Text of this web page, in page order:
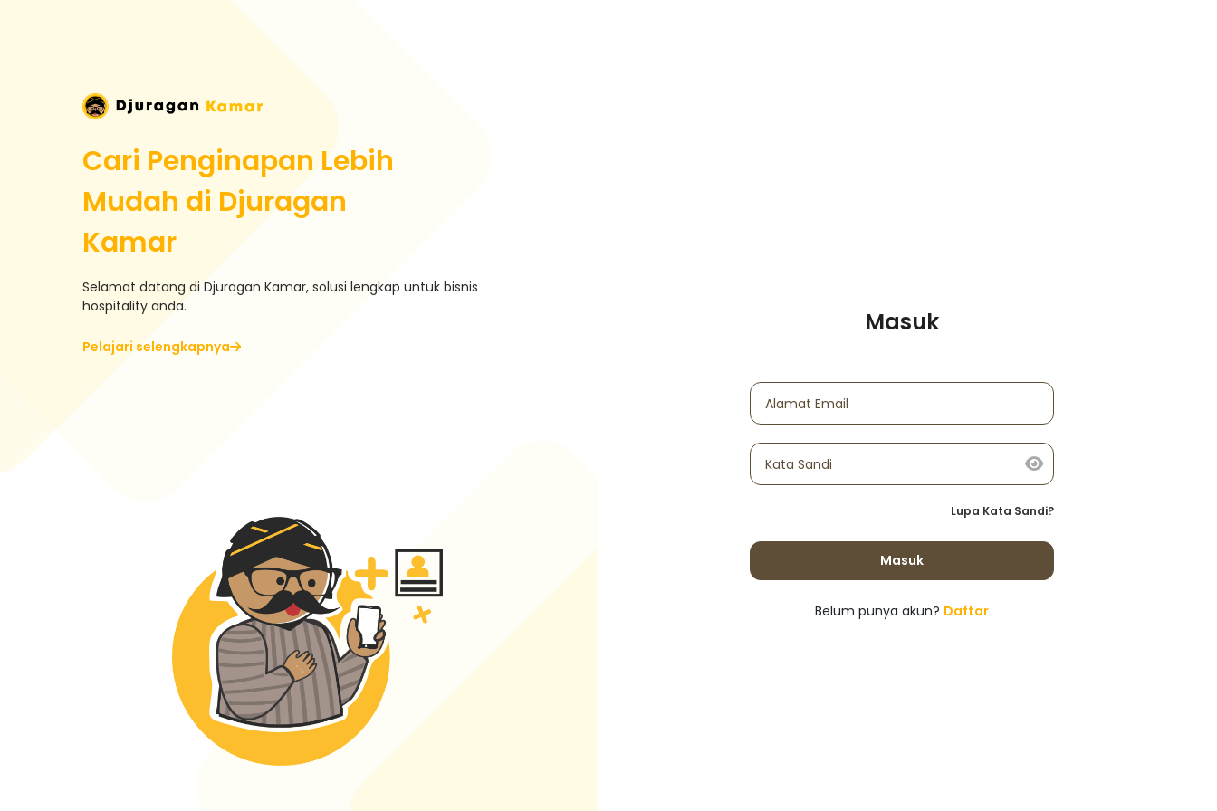
Cari Penginapan Lebih
Mudah di Djuragan
Kamar
Selamat datang di Djuragan Kamar, solusi lengkap untuk bisnis
hospitality anda.
Pelajari selengkapnya
Masuk
Alamat Email
Kata Sandi
Lupa Kata Sandi?
Masuk
Belum punya akun? Daftar